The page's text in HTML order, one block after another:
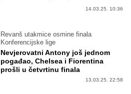
14.03.25. 10:36
Revanš utakmice osmine finala
Konferencijske lige
Nevjerovatni Antony još jednom
pogađao, Chelsea i Fiorentina
prošli u četvrtinu finala
13.03.25. 22:58